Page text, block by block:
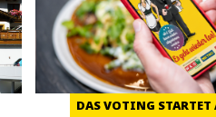
DAS VOTING